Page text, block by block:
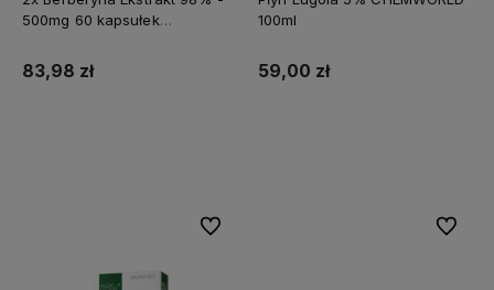
500mg 60 kapsułek
83,98 zł
100ml
59,00 zł
Do ulubionych Do